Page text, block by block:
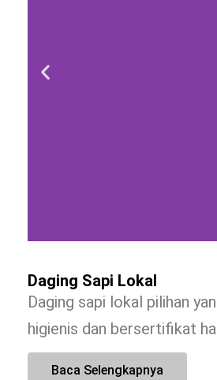
Daging Sapi Lokal
Daging sapi lokal pilihan
higienis dan bersertifikat
Baca Selengkapnya